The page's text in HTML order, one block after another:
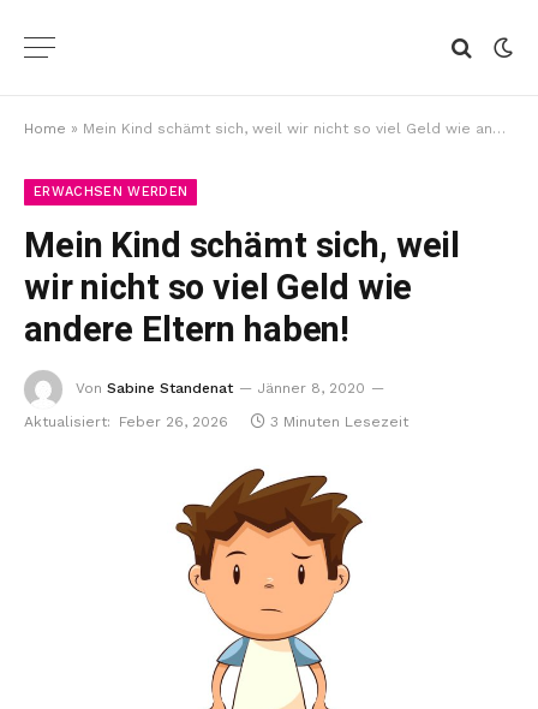
Home » Mein Kind schämt sich, weil wir nicht so viel Geld wie andere Eltern haben!
ERWACHSEN WERDEN
Mein Kind schämt sich, weil
wir nicht so viel Geld wie
andere Eltern haben!
Von Sabine Standenat
Jänner 8, 2020
Aktualisiert:
Feber 26, 2026 3 Minuten Lesezeit